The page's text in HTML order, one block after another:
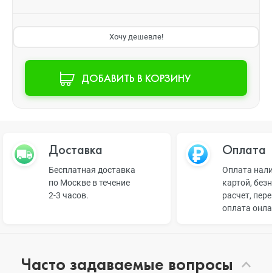
Хочу дешевле!
ДОБАВИТЬ В КОРЗИНУ
Доставка
Бесплатная доставка
по Москве в течение
2-3 часов.
Оплата
Оплата
картой,
расчет,
оплата
Часто задаваемые вопросы